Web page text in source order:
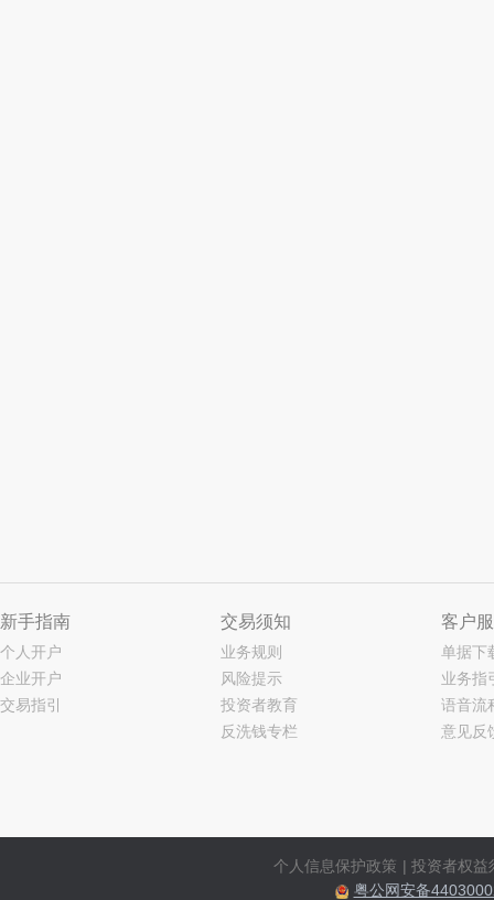
新手指南
个人开户
企业开户
交易指引
交易须知
业务规则
风险提示
投资者教育
反洗钱专栏
客户
单据下
业务指
语音流
意见反
个人信息保护政策 | 投资者权益
粤公网安备